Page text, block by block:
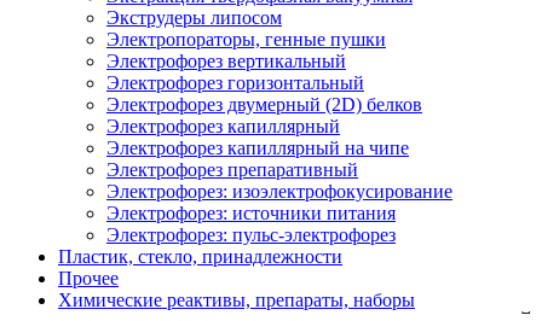
Экструдеры липосом
Электропораторы, генные пушки
Электрофорез вертикальный
Электрофорез горизонтальный
Электрофорез двумерный (2D) белков
Электрофорез капиллярный
Электрофорез капиллярный на чипе
Электрофорез препаративный
Электрофорез: изоэлектрофокусирование
Электрофорез: источники питания
Электрофорез: пульс-электрофорез
Пластик, стекло, принадлежности
Прочее
Химические реактивы, препараты, наборы